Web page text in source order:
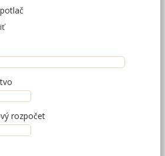
rozpočet